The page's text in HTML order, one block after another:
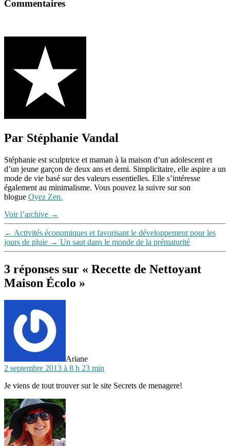
Commentaires
maison
saine,
nettoyant
écolo
nettoyant
écologique ,
nettoyant
maison,
la
maison,
nettoyage,
recette
nettoyant
maison ,
tout
usage
Par Stéphanie Vandal
Stéphanie est sculptrice et maman à la maison d’un adolescent et
d’un jeune garçon de deux ans et demi. Simplicitaire, elle aspire a un
mode de vie basé sur des valeurs essentielles. Elle s’intéresse
également au minimalisme. Vous pouvez la suivre sur son
blogue Oyez Zen.
Voir l’archive →
← Activités économiques et favorisant le développement pour les
jours de pluie → Un saut dans le monde de la prématurité
3 réponses sur « Recette de Nettoyant
Maison Écolo »
Ariane
2 septembre 2013 à 8 h 23 min
Je viens de tout trouver sur le site Secrets de menagere!